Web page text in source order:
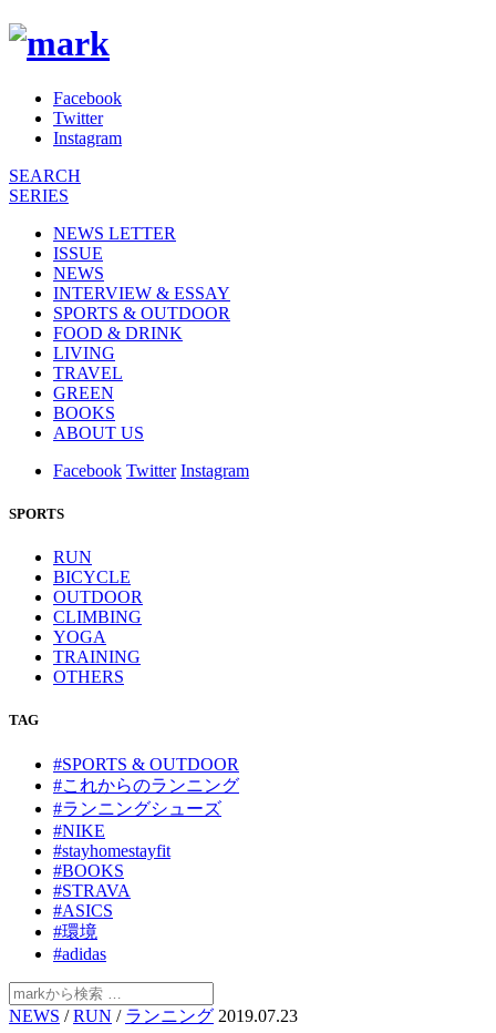
Facebook
Twitter
Instagram
SEARCH
SERIES
NEWS LETTER
ISSUE
NEWS
INTERVIEW & ESSAY
SPORTS & OUTDOOR
FOOD & DRINK
LIVING
TRAVEL
GREEN
BOOKS
ABOUT US
Facebook Twitter Instagram
SPORTS
RUN
BICYCLE
OUTDOOR
CLIMBING
YOGA
TRAINING
OTHERS
TAG
#SPORTS & OUTDOOR
#これからのランニング
#ランニングシューズ
#NIKE
#stayhomestayfit
#BOOKS
#STRAVA
#ASICS
#環境
#adidas
NEWS /RUN / ランニング 2019.07.23